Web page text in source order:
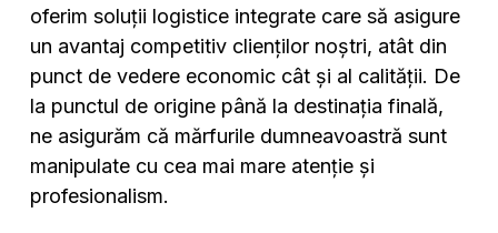
oferim soluții logistice integrate care să asigure
un avantaj competitiv clienților noștri, atât din
punct de vedere economic cât și al calității. De
la punctul de origine până la destinația finală,
ne asigurăm că mărfurile dumneavoastră sunt
manipulate cu cea mai mare atenție și
profesionalism.